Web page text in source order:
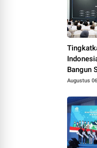
Bangun
Augustus